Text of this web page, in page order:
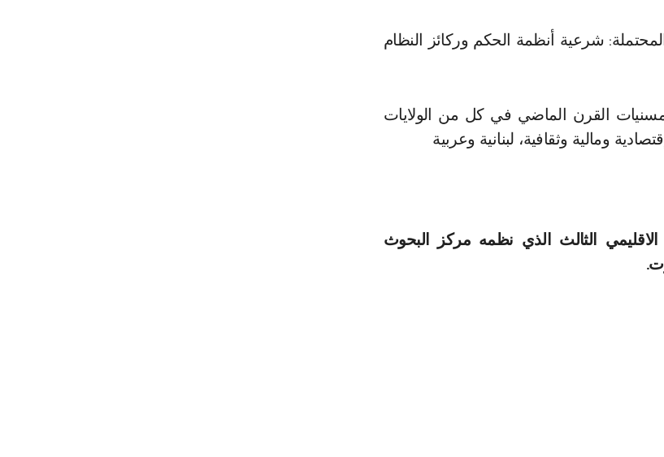
شرعية أنظمة الحكم وركائز النظام
القرن الماضي في كل من الولايات
ومالية وثقافية، لبنانية وعربية
الثالث الذي نظمه مركز البحوث